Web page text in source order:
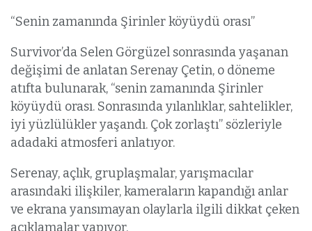
“Senin zamanında Şirinler köyüydü orası”
Survivor’da Selen Görgüzel sonrasında yaşanan
değişimi de anlatan Serenay Çetin, o döneme
atıfta bulunarak, “senin zamanında Şirinler
köyüydü orası. Sonrasında yılanlıklar, sahtelikler,
iyi yüzlülükler yaşandı. Çok zorlaştı” sözleriyle
adadaki atmosferi anlatıyor.
Serenay, açlık, gruplaşmalar, yarışmacılar
arasındaki ilişkiler, kameraların kapandığı anlar
ve ekrana yansımayan olaylarla ilgili dikkat çeken
açıklamalar yapıyor.